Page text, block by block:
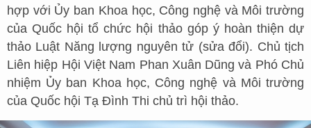
hợp với Ủy ban Khoa học, Công nghệ và Môi trường
của Quốc hội tổ chức hội thảo góp ý hoàn thiện dự
thảo Luật Năng lượng nguyên tử (sửa đổi). Chủ tịch
Liên hiệp Hội Việt Nam Phan Xuân Dũng và Phó Chủ
nhiệm Ủy ban Khoa học, Công nghệ và Môi trường
của Quốc hội Tạ Đình Thi chủ trì hội thảo.